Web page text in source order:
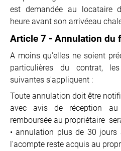
est demandée au locataire
heure avant son arrivéeau
Article 7 - Annulation du
A moins qu'elles ne soient
particulières du contrat,
suivantes s'appliquent :
Toute annulation doit être
avec avis de réception au
remboursée au propriétaire
• annulation plus de 30
l'acompte reste acquis au